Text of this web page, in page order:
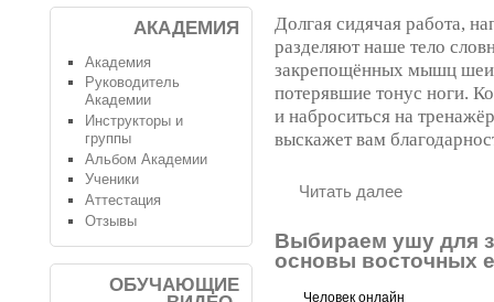
Долгая сидячая работа,
разделяют наше тело
закрепощённых мышц
потерявшие тонус ноги.
и наброситься на
выскажет вам
Читать далее
Выбираем ушу для
основы восточных
Человек онлайн
АКАДЕМИЯ
Академия
Руководитель
Академии
Инструкторы и
группы
Альбом Академии
Ученики
Аттестация
Отзывы
ОБУЧАЮЩИЕ